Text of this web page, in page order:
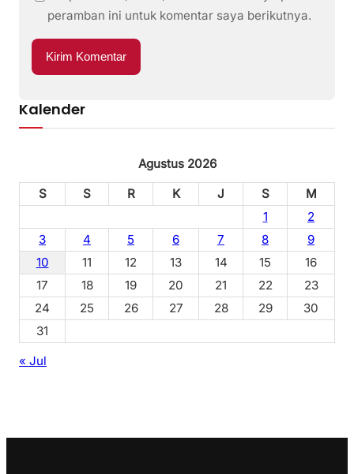
peramban ini untuk komentar saya berikutnya.
Kalender
Agustus 2026
S
S R K J S
M
1
2
3
4 5 6 7 8
9
10
11 12 13 14 15
16
17
18 19 20 21 22
23
24
25 26 27 28 29
30
31
« Jul